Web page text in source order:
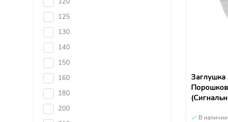
125
130
140
150
160
180
200
В наличии